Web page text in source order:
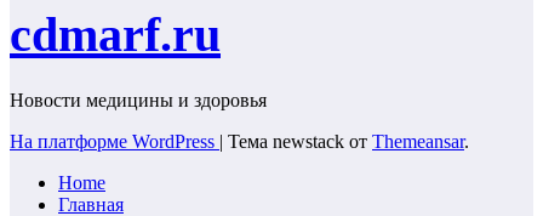
cdmarf.ru
Новости медицины и здоровья
На платформе WordPress | Тема newstack от Themeansar.
Home
Главная